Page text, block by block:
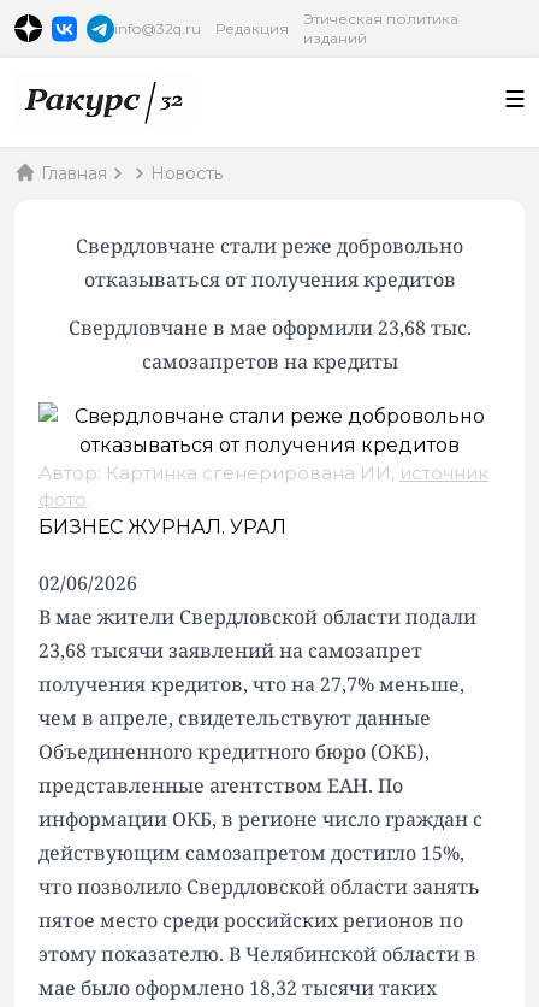
info@32q.ru Редакция
Этическая политика
изданий
Главная Новость
Свердловчане стали реже добровольно
отказываться от получения кредитов
Свердловчане в мае оформили 23,68 тыс.
самозапретов на кредиты
Автор: Картинка сгенерирована ИИ, источник
фото.
БИЗНЕС ЖУРНАЛ. УРАЛ
02/06/2026
В мае жители Свердловской области подали
23,68 тысячи заявлений на самозапрет
получения кредитов, что на 27,7% меньше,
чем в апреле, свидетельствуют данные
Объединенного кредитного бюро (ОКБ),
представленные агентством ЕАН. По
информации ОКБ, в регионе число граждан с
действующим самозапретом достигло 15%,
что позволило Свердловской области занять
пятое место среди российских регионов по
этому показателю. В Челябинской области в
мае было оформлено 18,32 тысячи таких